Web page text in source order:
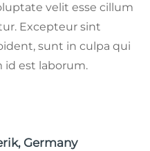
velit esse cillum
Excepteur sint
sunt in culpa qui
id est laborum.
Germany